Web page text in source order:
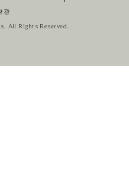
관
All Rights Reserved.